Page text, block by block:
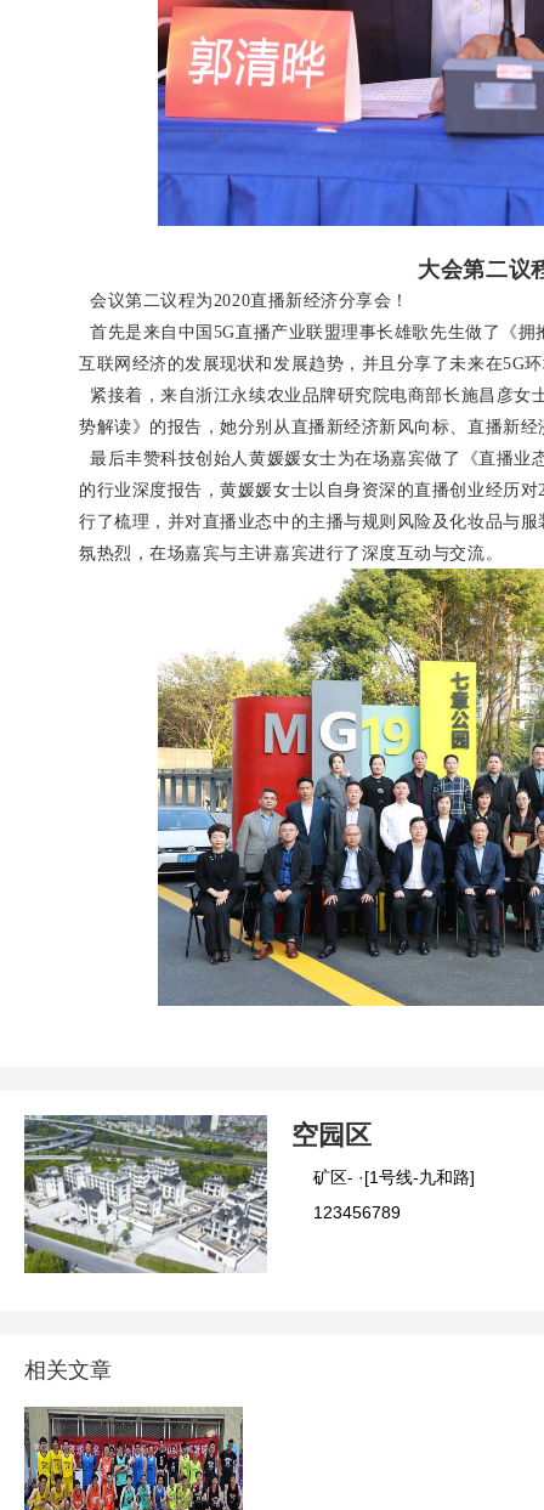
大会第二议
会议第二议程为2020直播新经济分享会！
首先是来自中国5G直播产业联盟理事长雄歌先生做了《拥
互联网经济的发展现状和发展趋势，并且分享了未来在5G
紧接着，来自浙江永续农业品牌研究院电商部长施昌彦女
势解读》的报告，她分别从直播新经济新风向标、直播新
最后丰赞科技创始人 黄媛媛女士为在场嘉宾做了《直播业
的行业深度报告，黄媛媛女士以自身资深的直播创业经历
行了梳理，并对直播业态中的主播与规则风险及化妆品与
氛热烈，在场嘉宾与主讲嘉宾进行了深度互动与交流。
相关文章